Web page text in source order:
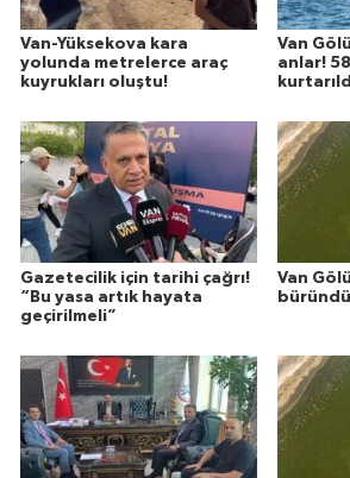
Van-Yüksekova kara
yolunda metrelerce araç
kuyrukları oluştu!
Van
anlar!
Gazetecilik için tarihi çağrı!
“Bu yasa artık hayata
geçirilmeli”
Van